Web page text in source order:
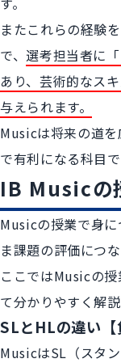
またこれらの経験
で、 選考担当者に
あり、芸術的なス
与えられます。
Musicは将来の道
で有利になる科目で
IB Musicの
Musicの授業で身
ま課題の評価につな
ここではMusicの
て分かりやすく解説
SLとHLの違い【
MusicはSL（スタ